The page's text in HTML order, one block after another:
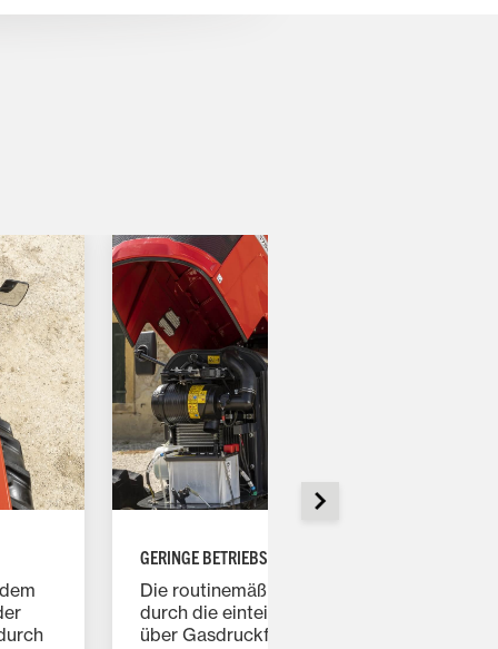
GERINGE BETRIEBSKOSTEN
Die routinemäßige Motorwartung wird
durch die einteilige Motorhaube, die sich
über Gasdruckfedern vollständig öffnen